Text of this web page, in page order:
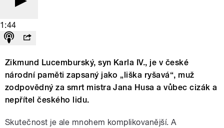
1:44
Zikmund Lucemburský, syn Karla IV., je v české
národní paměti zapsaný jako „liška ryšavá“, muž
zodpovědný za smrt mistra Jana Husa a vůbec cizák a
nepřítel českého lidu.
Skutečnost je ale mnohem komplikovanější. A